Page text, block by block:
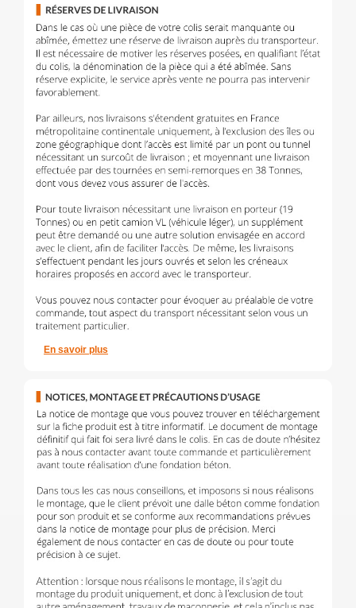
En savoir plus